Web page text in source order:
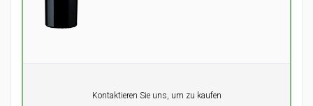
Kontaktieren Sie uns, um zu kaufen